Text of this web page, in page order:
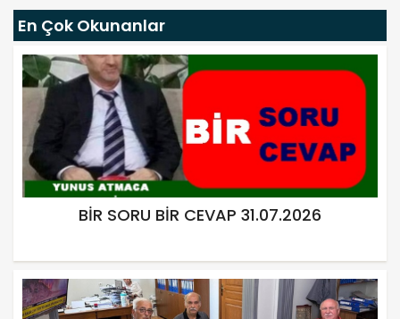
En Çok Okunanlar
BİR SORU BİR CEVAP 31.07.2026